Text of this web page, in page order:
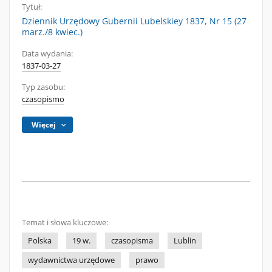
Tytuł:
Dziennik Urzędowy Gubernii Lubelskiey 1837, Nr 15 (27
marz./8 kwiec.)
Data wydania:
1837-03-27
Typ zasobu:
czasopismo
Więcej
Temat i słowa kluczowe:
Polska
19 w. czasopisma
Lublin
wydawnictwa urzędowe
prawo